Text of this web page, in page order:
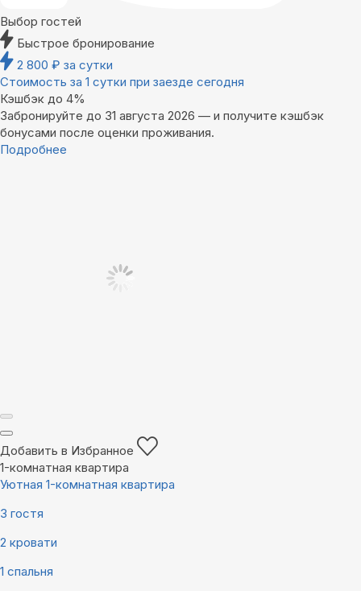
Выбор гостей
Быстрое бронирование
2 800 ₽ за сутки
Стоимость за 1 сутки при заезде сегодня
Кэшбэк до 4%
Забронируйте до 31 августа 2026 — и получите кэшбэк
бонусами после оценки проживания.
Подробнее
Добавить в Избранное
1-комнатная квартира
Уютная 1-комнатная квартира
3 гостя
2 кровати
1 спальня